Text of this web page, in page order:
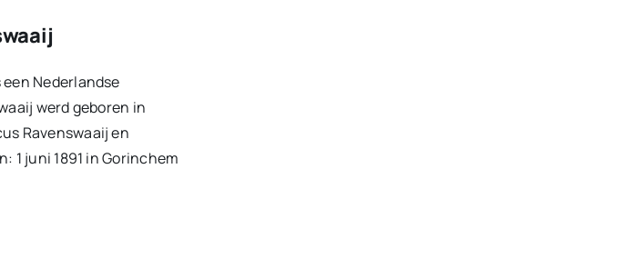
Nederlandse
werd geboren in
Ravenswaaij en
1 juni 1891 in Gorinchem